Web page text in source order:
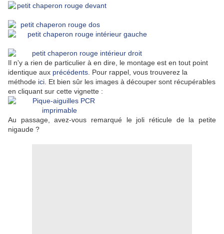
Il n'y a rien de particulier à en dire, le montage est en tout point
identique aux précédents . Pour rappel, vous trouverez la
méthode ici . Et bien sûr les images à découper sont récupérables
en cliquant sur cette vignette :
Au passage, avez-vous remarqué le joli réticule de la petite
nigaude ?